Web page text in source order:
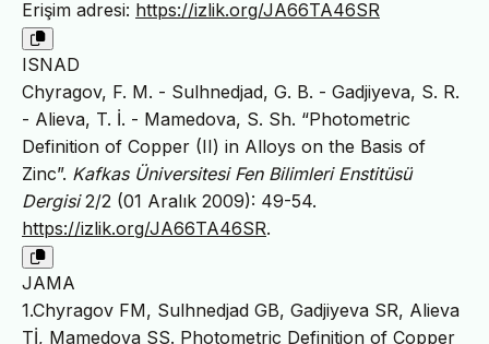
Erişim adresi: https://izlik.org/JA66TA46SR
ISNAD
Chyragov, F. M. - Sulhnedjad, G. B. - Gadjiyeva, S. R.
- Alieva, T. İ. - Mamedova, S. Sh. “Photometric
Definition of Copper (II) in Alloys on the Basis of
Zinc”. Kafkas Üniversitesi Fen Bilimleri Enstitüsü
Dergisi2/2 (01 Aralık 2009): 49-54.
https://izlik.org/JA66TA46SR.
JAMA
1.Chyragov FM, Sulhnedjad GB, Gadjiyeva SR, Alieva
Tİ, Mamedova SS. Photometric Definition of Copper